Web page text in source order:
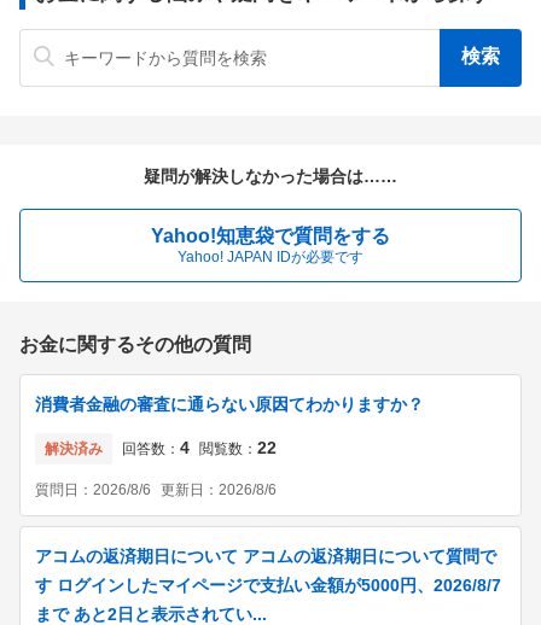
疑問が解決しなかった場合は……
Yahoo!知恵袋で質問をする
Yahoo! JAPAN IDが必要です
お金に関するその他の質問
消費者金融の審査に通らない原因てわかりますか？
解決済み 回答数： 4 閲覧数： 22
質問日： 2026/8/6 更新日： 2026/8/6
アコムの返済期日について アコムの返済期日について質問で
す ログインしたマイページで支払い金額が5000円、2026/8/7
まで あと2日と表示されてい...